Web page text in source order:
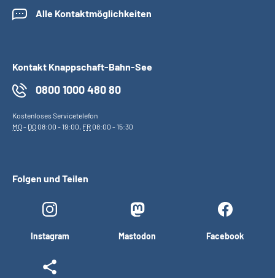
Alle Kontaktmöglichkeiten
Kontakt Knappschaft-Bahn-See
0800 1000 480 80
Kostenloses Servicetelefon
MO- DO08:00 - 19:00, FR08:00 - 15:30
Folgen und Teilen
Instagram Mastodon Facebook